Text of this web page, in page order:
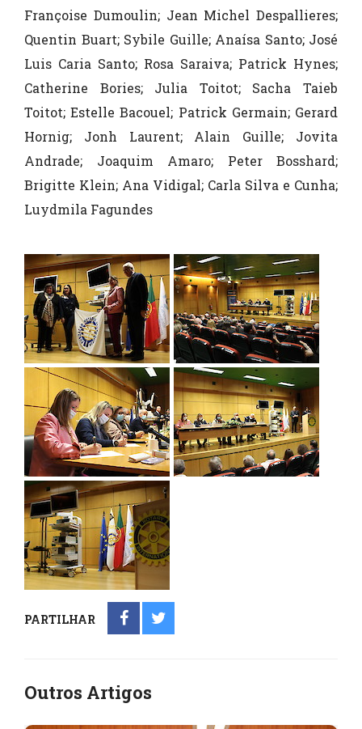
Françoise Dumoulin; Jean Michel Despallieres;
Quentin Buart; Sybile Guille; Anaísa Santo; José
Luis Caria Santo; Rosa Saraiva; Patrick Hynes;
Catherine Bories; Julia Toitot; Sacha Taieb
Toitot; Estelle Bacouel; Patrick Germain; Gerard
Hornig; Jonh Laurent; Alain Guille; Jovita
Andrade; Joaquim Amaro; Peter Bosshard;
Brigitte Klein; Ana Vidigal; Carla Silva e Cunha;
Luydmila Fagundes
PARTILHAR
Outros Artigos